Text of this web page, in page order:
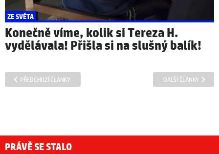
ZE SVĚTA
Konečně víme, kolik si Tereza H.
vydělávala! Přišla si na slušný balík!
PŘEDCHOZÍ ČLÁNKY DALŠÍ ČLÁNKY
PRÁVĚ SE STALO